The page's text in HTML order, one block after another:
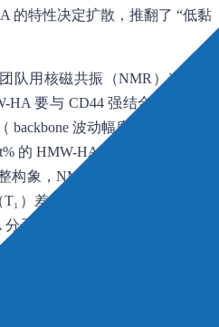
的特性决定扩散，推翻了 “低黏
队用核磁共振（NMR）光谱学
要与 CD44 强结合，需要在
波动幅度超 30°，才能
的 HMW-HA 中，分子 entangle
构象，NMR 显示其甲基和糖环
）差异显著，证明有纳秒级灵
子缠绕紧密，无法完成构象变
CD44 有效结合。当用抗体阻断
细胞迁移面积显著缩小，92 小
证实 CD44 是 HA 介导扩散的